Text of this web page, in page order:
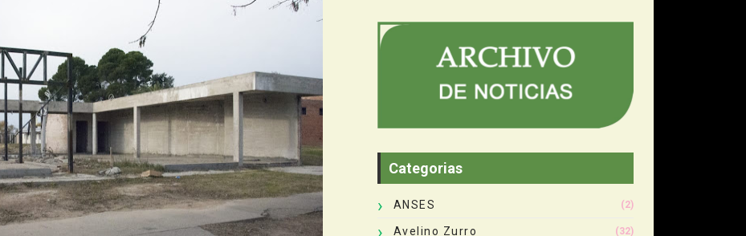
Categorias
ANSES (2)
Avelino Zurro (32)